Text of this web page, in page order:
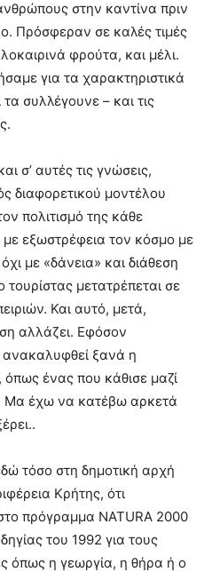
στην καντίνα πριν
Πρόσφεραν σε καλές τιμές
φρούτα, και μέλι.
για τα χαρακτηριστικά
συλλέγουνε – και τις
σ’ αυτές τις γνώσεις,
διαφορετικού μοντέλου
πολιτισμό της κάθε
με εξωστρέφεια τον κόσμο με
με «δάνεια» και διάθεση
μετατρέπεται σε
Και αυτό, μετά,
αλλάζει. Εφόσον
ανακαλυφθεί ξανά η
όπως ένας που κάθισε μαζί
Μα έχω να κατέβω αρκετά
τόσο στη δημοτική αρχή
Κρήτης, ότι
πρόγραμμα NATURA 2000
του 1992 για τους
όπως η γεωργία, η θήρα ή ο